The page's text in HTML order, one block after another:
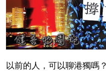
以前的人，可以聊港獨嗎？